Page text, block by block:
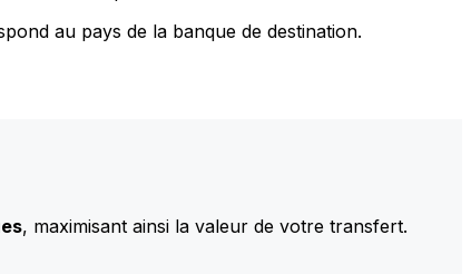
au pays de la banque de destination.
, maximisant ainsi la valeur de votre transfert.